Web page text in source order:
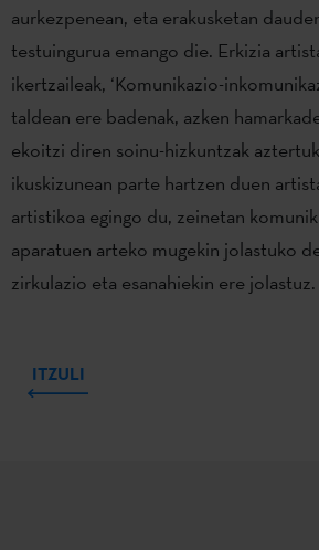
aurkezpenean, eta erakusketan
testuingurua emango die. Erkizia
ikertzaileak, ‘Komunikazio-
taldean ere badenak, azken
ekoitzi diren soinu-hizkuntzak
ikuskizunean parte hartzen duen
artistikoa egingo du, zeinetan
aparatuen arteko mugekin jolastuko
zirkulazio eta esanahiekin ere jolastuz.
ITZULI